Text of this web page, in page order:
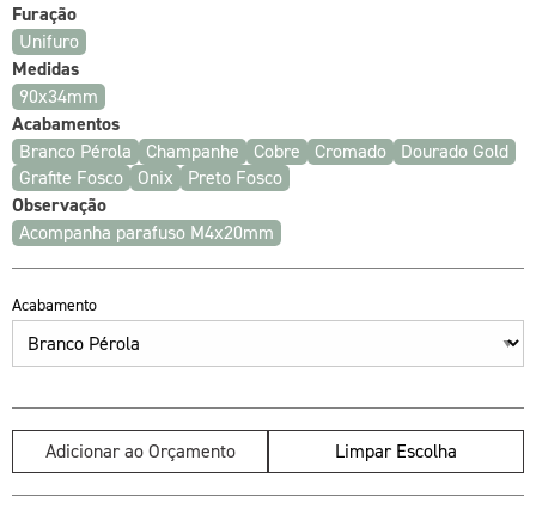
Furação
Unifuro
Medidas
90x34mm
Acabamentos
Branco Pérola
Champanhe Cobre Cromado
Dourado Gold
Grafite Fosco
Onix
Preto Fosco
Observação
Acompanha parafuso M4x20mm
Acabamento
Adicionar ao Orçamento Limpar Escolha